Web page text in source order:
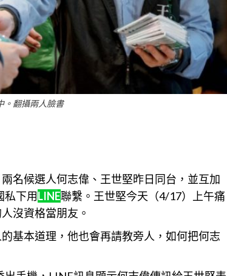
。翻攝兩人臉書
名候選人何志偉、王世堅昨日同台，並互加
私下用LINE聯繫。王世堅今天（4/17）上午痛
沒資格當朋友。
基本道理，他也會再請教旁人，如何把何志